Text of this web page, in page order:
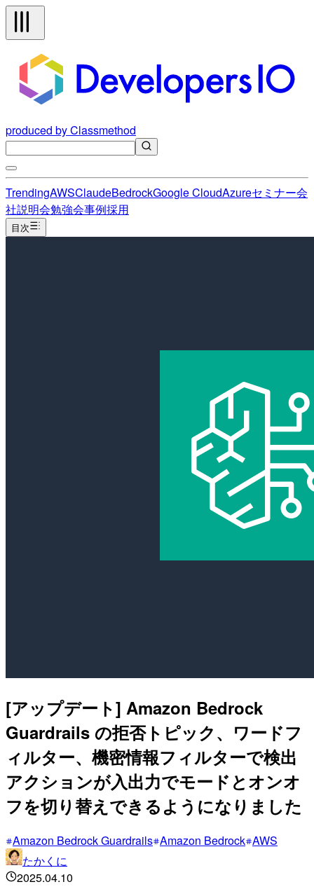
produced by Classmethod
TrendingAWSClaudeBedrockGoogle CloudAzureセミナー会
社説明会勉強会事例採用
目次
[アップデート] Amazon Bedrock
Guardrails の拒否トピック、ワードフ
ィルター、機密情報フィルターで検出
アクションが入出力でモードとオンオ
フを切り替えできるようになりました
Amazon Bedrock Guardrails Amazon Bedrock AWS
たかくに
2025.04.10